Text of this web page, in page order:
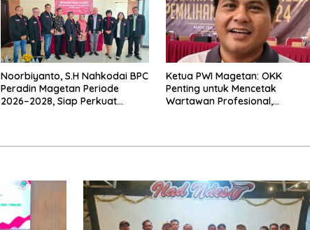
Noorbiyanto, S.H Nahkodai BPC
Peradin Magetan Periode
2026–2028, Siap Perkuat
Ketua PWI Magetan: OKK
Penting untuk Mencetak
Wartawan Profesional,